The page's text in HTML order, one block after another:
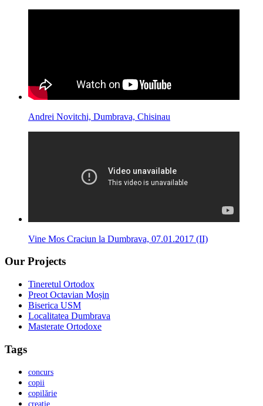
Andrei Novitchi, Dumbrava, Chisinau
Vine Mos Craciun la Dumbrava, 07.01.2017 (II)
Our Projects
Tineretul Ortodox
Preot Octavian Moșin
Biserica USM
Localitatea Dumbrava
Masterate Ortodoxe
Tags
concurs
copii
copilărie
creație